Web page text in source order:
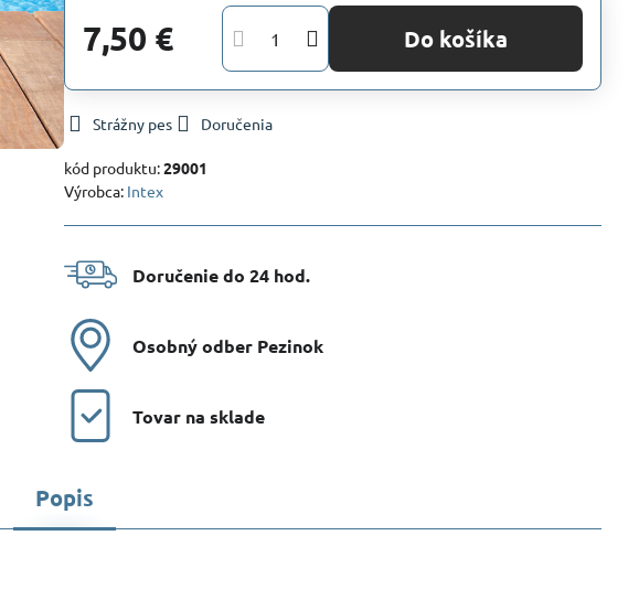
7,50 € Do košíka
Strážny pes Doručenia
kód produktu:29001
Výrobca: Intex
Doručenie do 24 hod​.
Osobný odber Pezinok
Tovar na sklade
Popis